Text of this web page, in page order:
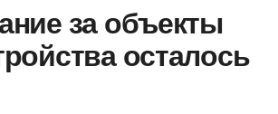
за объекты
осталось